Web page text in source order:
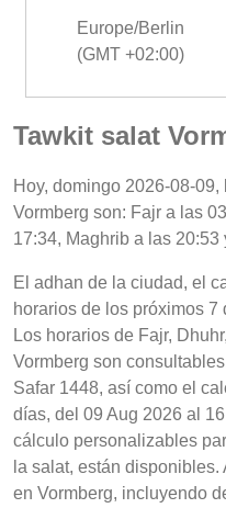
Europe/Berlin
(GMT +02:00)
Tawkit salat
Hoy, domingo 2026-08-
Vormberg son: Fajr a las
17:34, Maghrib a las 20:53
El adhan de la ciudad, el
horarios de los próximos
Los horarios de Fajr,
Vormberg son
Safar 1448, así como el
días, del 09 Aug 2026 al
cálculo personalizables
la salat, están
en Vormberg, incluyendo